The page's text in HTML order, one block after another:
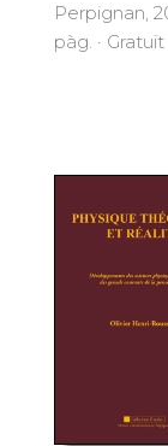
Perpignan,
pàg. · Gratuït